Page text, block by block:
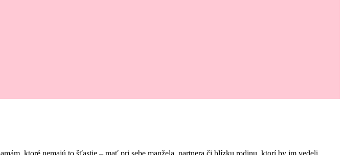
ktoré nemajú to šťastie – mať pri sebe manžela, partnera či blízku rodinu, ktorí by im vedeli